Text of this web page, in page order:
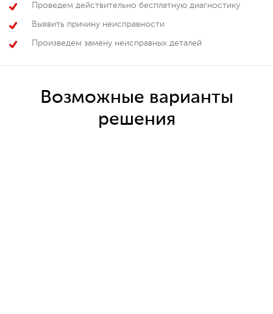
Проведем действительно бесплатную диагностику
Выявить причину неисправности
Произведем замену неисправных деталей
Возможные варианты
решения